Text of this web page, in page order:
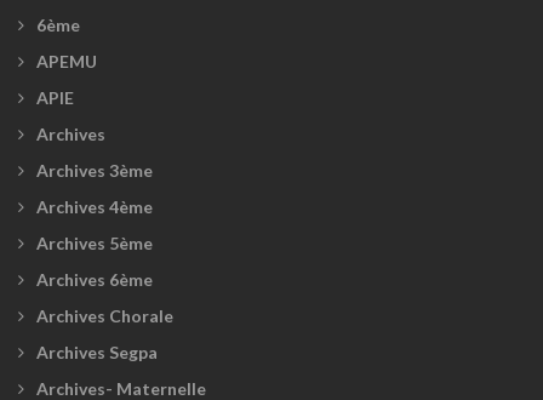
6ème
APEMU
APIE
Archives
Archives 3ème
Archives 4ème
Archives 5ème
Archives 6ème
Archives Chorale
Archives Segpa
Archives- Maternelle